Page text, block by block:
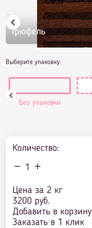
Трюфель
Выберите упаковку:
Без упаковки
Количество:
1
Цена за 2 кг
3200 руб.
Добавить в корзину
Заказать в 1 клик